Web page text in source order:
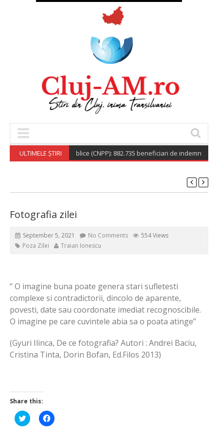
ULTIMELE ȘTIRI
Nationala de Pensii Publice (CNPP): 882.735 beneficiari de indemnizație
Fotografia zilei
September 5, 2021 No Comments
554 Views
Poza Zilei
Traian Ionescu
” O imagine buna poate genera stari sufletesti
complexe si contradictorii, dincolo de aparente,
povesti, date sau coordonate imediat recognoscibile.
O imagine pe care cuvintele abia sa o poata atinge”
(Gyuri Ilinca, De ce fotografia? Autori : Andrei Baciu,
Cristina Tinta, Dorin Bofan, Ed.Filos 2013)
Share this:
Click
to
Click
to